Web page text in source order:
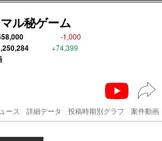
ル秘ゲーム
-1,000
+74,399
ース 詳細データ 投稿時期別グラフ 案件動画